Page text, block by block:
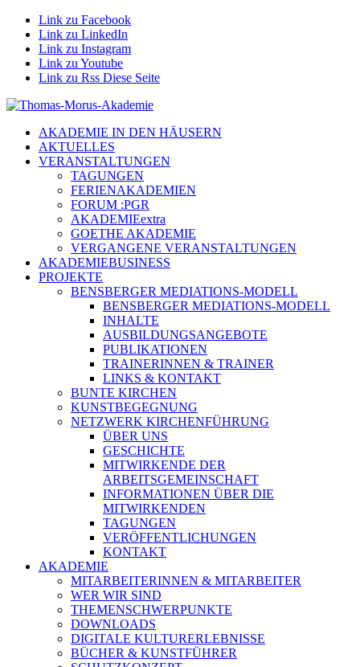
Link zu Facebook
Link zu LinkedIn
Link zu Instagram
Link zu Youtube
Link zu Rss Diese Seite
AKADEMIE IN DEN HÄUSERN
AKTUELLES
VERANSTALTUNGEN
TAGUNGEN
FERIENAKADEMIEN
FORUM :PGR
AKADEMIEextra
GOETHE AKADEMIE
VERGANGENE VERANSTALTUNGEN
AKADEMIEBUSINESS
PROJEKTE
BENSBERGER MEDIATIONS-MODELL
BENSBERGER MEDIATIONS-MODELL
INHALTE
AUSBILDUNGSANGEBOTE
PUBLIKATIONEN
TRAINERINNEN & TRAINER
LINKS & KONTAKT
BUNTE KIRCHEN
KUNSTBEGEGNUNG
NETZWERK KIRCHENFÜHRUNG
ÜBER UNS
GESCHICHTE
MITWIRKENDE DER
ARBEITSGEMEINSCHAFT
INFORMATIONEN ÜBER DIE
MITWIRKENDEN
TAGUNGEN
VERÖFFENTLICHUNGEN
KONTAKT
AKADEMIE
MITARBEITERINNEN & MITARBEITER
WER WIR SIND
THEMENSCHWERPUNKTE
DOWNLOADS
DIGITALE KULTURERLEBNISSE
BÜCHER & KUNSTFÜHRER